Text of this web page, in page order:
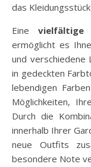
das
Eine vielfältige
ermöglicht es
und verschiedene
in gedeckten
lebendigen
Möglichkeiten,
Durch die
innerhalb Ihrer
neue Outfits
besondere Note